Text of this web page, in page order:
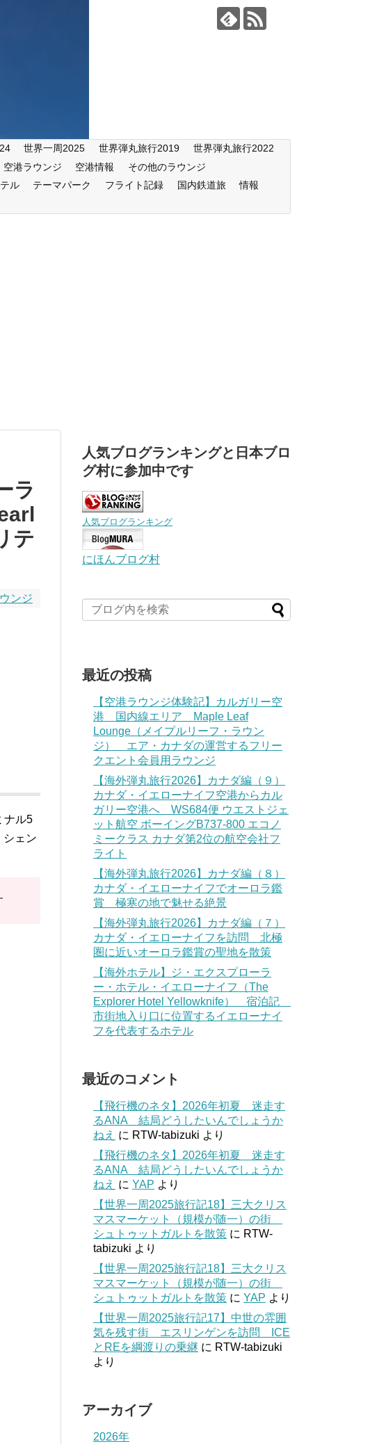
世界一周2025 世界弾丸旅行2019
世界弾丸旅行2022
空港ラウンジ 空港情報
その他のラウンジ
ル テーマパーク フライト記録 国内鉄道旅
情報
ラ
テ
ンジ
ナル5
シェン
人気ブログランキングと日本ブロ
グ村に参加中です
人気ブログランキング
にほんブログ村
最近の投稿
【空港ラウンジ体験記】カルガリー空
港 国内線エリア Maple Leaf
Lounge（メイプルリーフ・ラウン
ジ） エア・カナダの運営するフリー
クエント会員用ラウンジ
【海外弾丸旅行2026】カナダ編（９）
カナダ・イエローナイフ空港からカル
ガリー空港へ WS684便 ウエストジェ
ット航空 ボーイングB737-800 エコノ
ミークラス カナダ第2位の航空会社フ
ライト
【海外弾丸旅行2026】カナダ編（８）
カナダ・イエローナイフでオーロラ鑑
賞 極寒の地で魅せる絶景
【海外弾丸旅行2026】カナダ編（７）
カナダ・イエローナイフを訪問 北極
圏に近いオーロラ鑑賞の聖地を散策
【海外ホテル】ジ・エクスプローラ
ー・ホテル・イエローナイフ（The
Explorer Hotel Yellowknife） 宿泊記
市街地入り口に位置するイエローナイ
フを代表するホテル
最近のコメント
【飛行機のネタ】2026年初夏 迷走す
るANA 結局どうしたいんでしょうか
ねえ に RTW-tabizuki より
【飛行機のネタ】2026年初夏 迷走す
るANA 結局どうしたいんでしょうか
ねえ に YAP より
【世界一周2025旅行記18】三大クリス
マスマーケット（規模が随一）の街
シュトゥットガルトを散策 に RTW-
tabizuki より
【世界一周2025旅行記18】三大クリス
マスマーケット（規模が随一）の街
シュトゥットガルトを散策 に YAP より
【世界一周2025旅行記17】中世の雰囲
気を残す街 エスリンゲンを訪問 ICE
とREを綱渡りの乗継 に RTW-tabizuki
より
アーカイブ
2026年